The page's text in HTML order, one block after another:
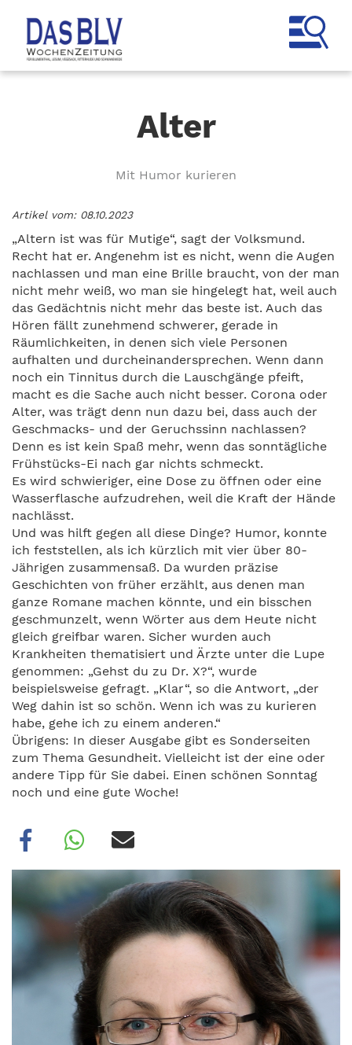
Alter
Mit Humor kurieren
Artikel vom: 08.10.2023
„Altern ist was für Mutige“, sagt der Volksmund.
Recht hat er. Angenehm ist es nicht, wenn die Augen
nachlassen und man eine Brille braucht, von der man
nicht mehr weiß, wo man sie hingelegt hat, weil auch
das Gedächtnis nicht mehr das beste ist. Auch das
Hören fällt zunehmend schwerer, gerade in
Räumlichkeiten, in denen sich viele Personen
aufhalten und durcheinandersprechen. Wenn dann
noch ein Tinnitus durch die Lauschgänge pfeift,
macht es die Sache auch nicht besser. Corona oder
Alter, was trägt denn nun dazu bei, dass auch der
Geschmacks- und der Geruchssinn nachlassen?
Denn es ist kein Spaß mehr, wenn das sonntägliche
Frühstücks-Ei nach gar nichts schmeckt.
Es wird schwieriger, eine Dose zu öffnen oder eine
Wasserflasche aufzudrehen, weil die Kraft der Hände
nachlässt.
Und was hilft gegen all diese Dinge? Humor, konnte
ich feststellen, als ich kürzlich mit vier über 80-
Jährigen zusammensaß. Da wurden präzise
Geschichten von früher erzählt, aus denen man
ganze Romane machen könnte, und ein bisschen
geschmunzelt, wenn Wörter aus dem Heute nicht
gleich greifbar waren. Sicher wurden auch
Krankheiten thematisiert und Ärzte unter die Lupe
genommen: „Gehst du zu Dr. X?“, wurde
beispielsweise gefragt. „Klar“, so die Antwort, „der
Weg dahin ist so schön. Wenn ich was zu kurieren
habe, gehe ich zu einem anderen.“
Übrigens: In dieser Ausgabe gibt es Sonderseiten
zum Thema Gesundheit. Vielleicht ist der eine oder
andere Tipp für Sie dabei. Einen schönen Sonntag
noch und eine gute Woche!